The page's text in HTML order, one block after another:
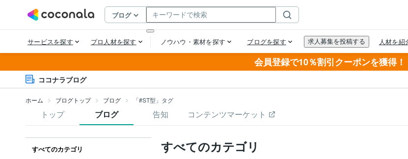
会員登録で10％割引クーポンを獲得！
ココナラブログ
ホーム ブログトップ ブログ 「#ST型」タグ
トップ ブログ 告知 コンテンツマーケット
すべてのカテゴリ
すべてのカテゴリ